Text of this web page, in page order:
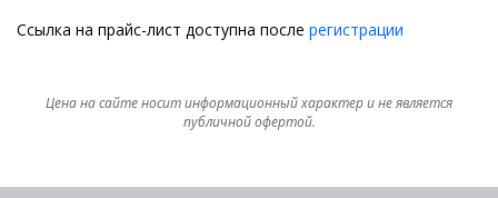
Ссылка на прайс-лист доступна после регистрации
Цена на сайте носит информационный характер и не является
публичной офертой.